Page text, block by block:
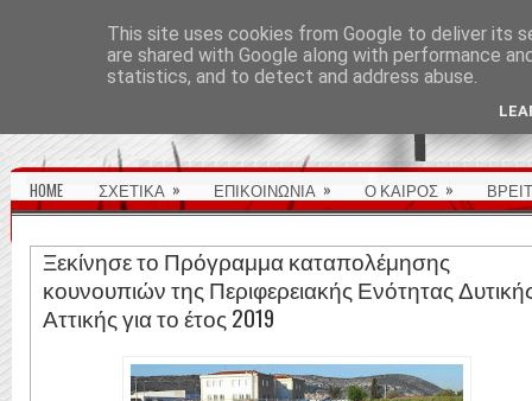
HOME ΣΧΕΤΙΚΑ » ΕΠΙΚΟΙΝΩΝΙΑ » Ο ΚΑΙΡΟΣ »
Ξεκίνησε το Πρόγραμμα καταπολέμησης
κουνουπιών της Περιφερειακής Ενότητας
Αττικής για το έτος 2019
This site uses cookies from Google to deliver its
are shared with Google along with performance
statistics, and to detect and address abuse.